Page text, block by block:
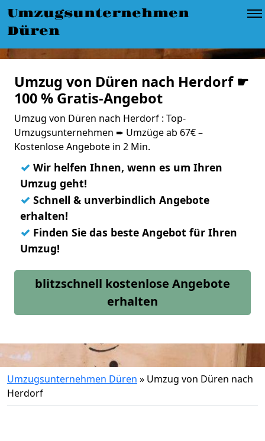
Umzugsunternehmen
Düren
Umzug von Düren nach Herdorf ☛
100 % Gratis-Angebot
Umzug von Düren nach Herdorf : Top-
Umzugsunternehmen ➨ Umzüge ab 67€ –
Kostenlose Angebote in 2 Min.
✓ Wir helfen Ihnen, wenn es um Ihren
Umzug geht!
✓ Schnell & unverbindlich Angebote
erhalten!
✓ Finden Sie das beste Angebot für Ihren
Umzug!
blitzschnell kostenlose Angebote
erhalten
Umzugsunternehmen Düren » Umzug von Düren nach
Herdorf